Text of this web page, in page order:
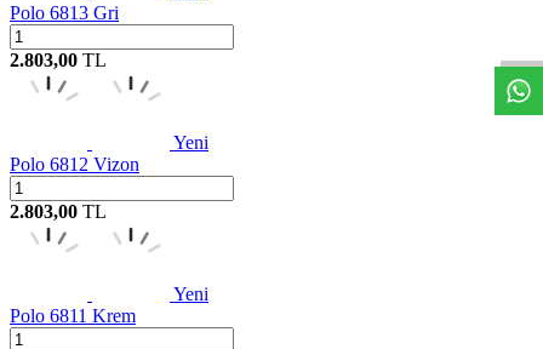
Polo 6813 Gri
2.803,00 TL
Yeni
Polo 6812 Vizon
2.803,00 TL
Yeni
Polo 6811 Krem